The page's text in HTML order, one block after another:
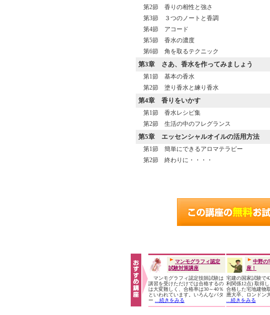
第2節 香りの相性と強さ
第3節 ３つのノートと香調
第4節 アコード
第5節 香水の濃度
第6節 角を取るテクニック
第3章 さあ、香水を作ってみましょう
第1節 基本の香水
第2節 塗り香水と練り香水
第4章 香りをいかす
第1節 香水レシピ集
第2節 生活の中のフレグランス
第5章 エッセンシャルオイルの活用方法
第1節 簡単にできるアロマテラピー
第2節 終わりに・・・・
マンモグラフィ認定
試験対策講座
マンモグラフィ認定技師試験は
講習を受けただけでは合格するの
は大変難しく、合格率は30～40％
といわれています。いろんなパタ
ー
...続きをみる
中野の
座！
宅建の国家試験で
利関係12点) 取得
合格した宅地建物
應大卒、ロンドン
...続きをみる